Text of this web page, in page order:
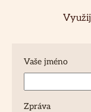
Vaše jméno
Zpráva